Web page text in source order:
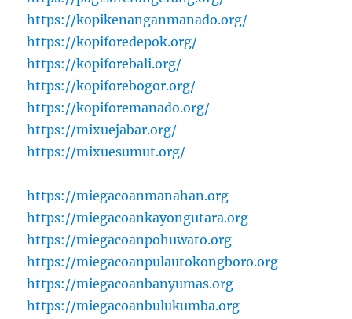
https://kopikenanganmanado.org/
https://kopiforedepok.org/
https://kopiforebali.org/
https://kopiforebogor.org/
https://kopiforemanado.org/
https://mixuejabar.org/
https://mixuesumut.org/
https://miegacoanmanahan.org
https://miegacoankayongutara.org
https://miegacoanpohuwato.org
https://miegacoanpulautokongboro.org
https://miegacoanbanyumas.org
https://miegacoanbulukumba.org